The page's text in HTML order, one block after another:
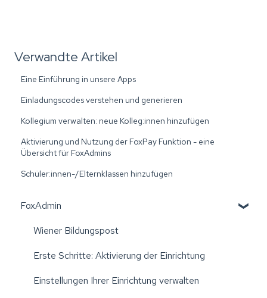
Verwandte Artikel
Eine Einführung in unsere Apps
Einladungscodes verstehen und generieren
Kollegium verwalten: neue Kolleg:innen hinzufügen
Aktivierung und Nutzung der FoxPay Funktion - eine
Übersicht für FoxAdmins
Schüler:innen-/Elternklassen hinzufügen
FoxAdmin
Wiener Bildungspost
Erste Schritte: Aktivierung der Einrichtung
Einstellungen Ihrer Einrichtung verwalten